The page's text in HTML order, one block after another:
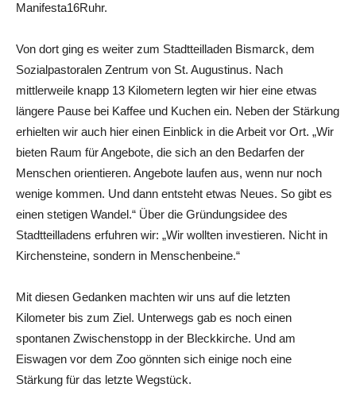
Manifesta16Ruhr.
Von dort ging es weiter zum Stadtteilladen Bismarck, dem
Sozialpastoralen Zentrum von St. Augustinus. Nach
mittlerweile knapp 13 Kilometern legten wir hier eine etwas
längere Pause bei Kaffee und Kuchen ein. Neben der Stärkung
erhielten wir auch hier einen Einblick in die Arbeit vor Ort. „Wir
bieten Raum für Angebote, die sich an den Bedarfen der
Menschen orientieren. Angebote laufen aus, wenn nur noch
wenige kommen. Und dann entsteht etwas Neues. So gibt es
einen stetigen Wandel.“ Über die Gründungsidee des
Stadtteilladens erfuhren wir: „Wir wollten investieren. Nicht in
Kirchensteine, sondern in Menschenbeine.“
Mit diesen Gedanken machten wir uns auf die letzten
Kilometer bis zum Ziel. Unterwegs gab es noch einen
spontanen Zwischenstopp in der Bleckkirche. Und am
Eiswagen vor dem Zoo gönnten sich einige noch eine
Stärkung für das letzte Wegstück.